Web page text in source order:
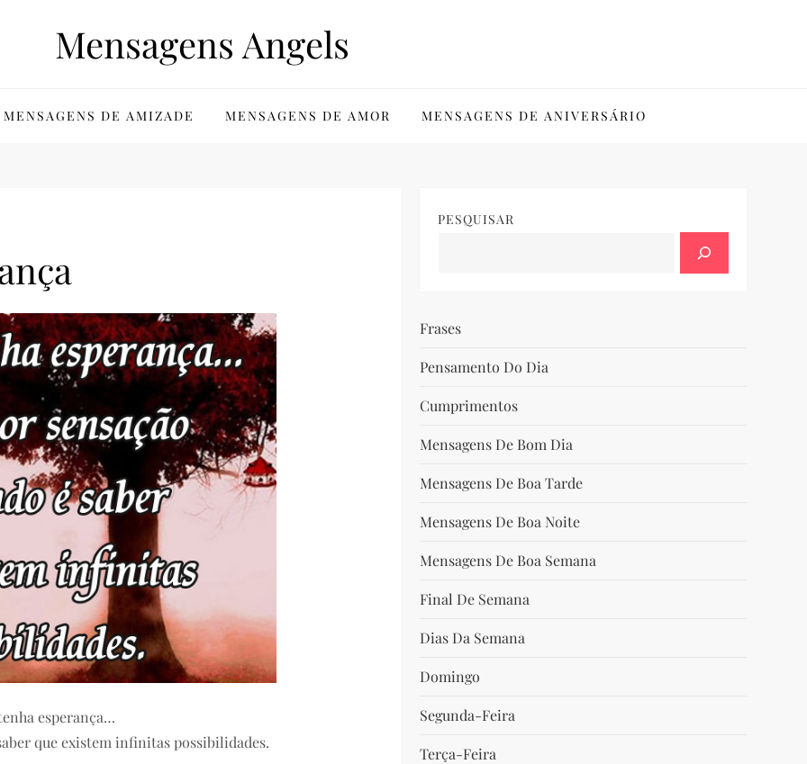
Mensagens Angels
MENSAGENS DE AMIZADE MENSAGENS DE AMOR MENSAGENS DE ANIVERSÁRIO
esperança…
que existem infinitas possibilidades.
PESQUISAR
Frases
Pensamento Do Dia
Cumprimentos
Mensagens De Bom Dia
Mensagens De Boa Tarde
Mensagens De Boa Noite
Mensagens De Boa Semana
Final De Semana
Dias Da Semana
Domingo
Segunda-Feira
Terça-Feira